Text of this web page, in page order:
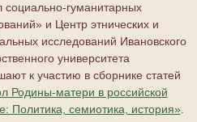
гуманитарных
и Центр этнических и
исследований Ивановского
университета
к участию в сборнике статей
Родины-матери в российской
Политика, семиотика, история».